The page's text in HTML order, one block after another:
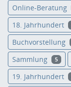
Online-Beratung
18. Jahrhundert
Buchvorstellung
Sammlung 5
19. Jahrhundert